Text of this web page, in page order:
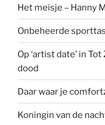
Het meisje – Hanny
Onbeheerde
Op ‘artist date’ in
dood
Daar waar je
Koningin van de